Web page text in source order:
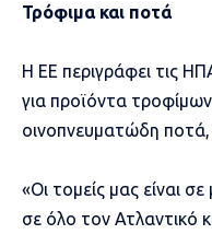
Τρόφιμα και ποτά
Η ΕΕ περιγράφει τις
για προϊόντα
οινοπνευματώδη ποτά,
«Οι τομείς μας είναι
σε όλο τον Ατλαντικό